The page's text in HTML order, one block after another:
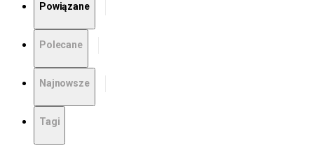
Powiązane
Polecane
Najnowsze
Tagi